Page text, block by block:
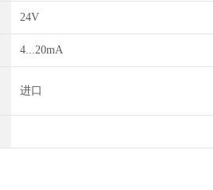
24V
4...20mA
进口